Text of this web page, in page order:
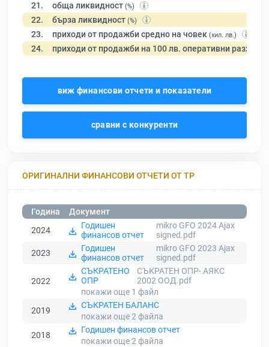
21. обща ликвидност (%)
22. бърза ликвидност (%)
23. приходи от продажби средно на човек (хил. лв.)
24. приходи от продажби на 100 лв. оперативни разходи
виж финансови отчети и показатели
сравни с конкуренти
ОРИГИНАЛНИ ФИНАНСОВИ ОТЧЕТИ ОТ ТР
Година
Документ
2024
Годишен
финансов отчет
mikro GFO 2024 Ajax
signed.pdf
2023
Годишен
финансов отчет
mikro GFO 2023 Ajax
signed.pdf
2022
СЪКРАТЕНО
ОПР
СЪКРАТЕН ОПР- АЯКС
2002 ООД.pdf
покажи още 1 файл
2019
СЪКРАТЕН БАЛАНС
покажи още 2файла
2018
Годишен финансов отчет
покажи още 2файла